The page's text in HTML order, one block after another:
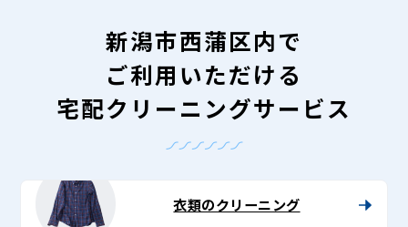
Lenet〈リ
新潟市西蒲区内で
ご利用いただける
宅配クリーニングサービス
衣類のクリーニング